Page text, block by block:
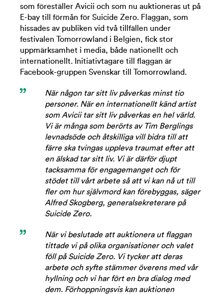
som föreställer Avicii och som nu auktioneras ut på
E-bay till förmån för Suicide Zero. Flaggan, som
hissades av publiken vid två tillfällen under
festivalen Tomorrowland i Belgien, fick stor
uppmärksamhet i media, både nationellt och
internationellt. Initiativtagare till flaggan är
Facebook-gruppen Svenskar till Tomorrowland.
När någon tar sitt liv påverkas minst tio
personer. När en internationellt känd artist
som Avicii tar sitt liv påverkas en hel värld.
Vi är många som berörts av Tim Berglings
levnadsöde och åtskilliga vill bidra till att
färre ska tvingas uppleva traumat efter att
en älskad tar sitt liv. Vi är därför djupt
tacksamma för engagemanget och för
stödet till vårt arbete så att vi kan nå ut till
fler om hur självmord kan förebyggas, säger
Alfred Skogberg, generalsekreterare på
Suicide Zero.
När vi beslutade att auktionera ut flaggan
tittade vi på olika organisationer och valet
föll på Suicide Zero. Vi tycker att deras
arbete och syfte stämmer överens med vår
hyllning och vi har fört en bra dialog med
dem. Förhoppningsvis kan auktionen